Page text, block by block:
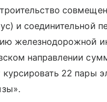
и соединительной
железнодорожной
направлении
22 пары